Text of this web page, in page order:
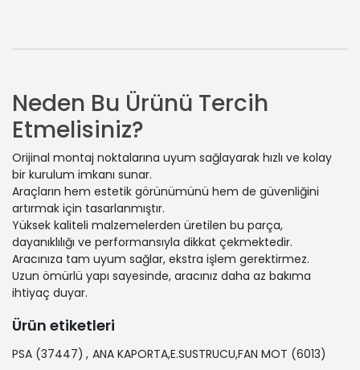
Neden Bu Ürünü Tercih
Etmelisiniz?
Orijinal montaj noktalarına uyum sağlayarak hızlı ve kolay
bir kurulum imkanı sunar.
Araçların hem estetik görünümünü hem de güvenliğini
artırmak için tasarlanmıştır.
Yüksek kaliteli malzemelerden üretilen bu parça,
dayanıklılığı ve performansıyla dikkat çekmektedir.
Aracınıza tam uyum sağlar, ekstra işlem gerektirmez.
Uzun ömürlü yapı sayesinde, aracınız daha az bakıma
ihtiyaç duyar.
Ürün etiketleri
PSA (37447) , ANA KAPORTA,E.SUSTRUCU,FAN MOT (6013)